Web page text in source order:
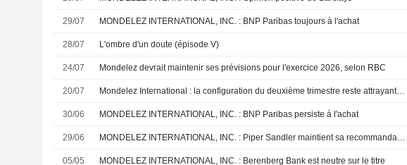
29/07 MONDELEZ INTERNATIONAL, INC. : BNP Paribas toujours à l'achat
28/07 L'ombre d'un doute (épisode V)
24/07 Mondelez devrait maintenir ses prévisions pour l'exercice 2026, selon RBC
20/07 Mondelez International : la configuration du deuxième trimestre reste attrayante, selon UBS
30/06 MONDELEZ INTERNATIONAL, INC. : BNP Paribas persiste à l'achat
29/06 MONDELEZ INTERNATIONAL, INC. : Piper Sandler maintient sa recommandation neutre
05/05 MONDELEZ INTERNATIONAL, INC. : Berenberg Bank est neutre sur le titre